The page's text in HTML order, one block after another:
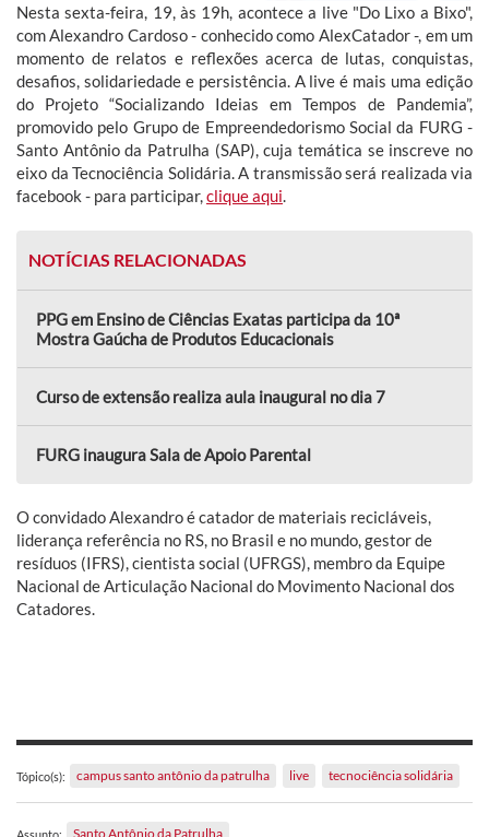
Nesta sexta-feira, 19, às 19h, acontece a live "Do Lixo a Bixo",
com Alexandro Cardoso - conhecido como AlexCatador -, em um
momento de relatos e reflexões acerca de lutas, conquistas,
desafios, solidariedade e persistência. A live é mais uma edição
do Projeto “Socializando Ideias em Tempos de Pandemia”,
promovido pelo Grupo de Empreendedorismo Social da FURG -
Santo Antônio da Patrulha (SAP), cuja temática se inscreve no
eixo da Tecnociência Solidária. A transmissão será realizada via
facebook - para participar,clique aqui.
NOTÍCIAS RELACIONADAS
PPG em Ensino de Ciências Exatas participa da 10ª
Mostra Gaúcha de Produtos Educacionais
Curso de extensão realiza aula inaugural no dia 7
FURG inaugura Sala de Apoio Parental
O convidado Alexandro é catador de materiais recicláveis,
liderança referência no RS, no Brasil e no mundo, gestor de
resíduos (IFRS), cientista social (UFRGS), membro da Equipe
Nacional de Articulação Nacional do Movimento Nacional dos
Catadores.
Tópico(s): campus santo antônio da patrulha live tecnociência solidária
Assunto: Santo Antônio da Patrulha